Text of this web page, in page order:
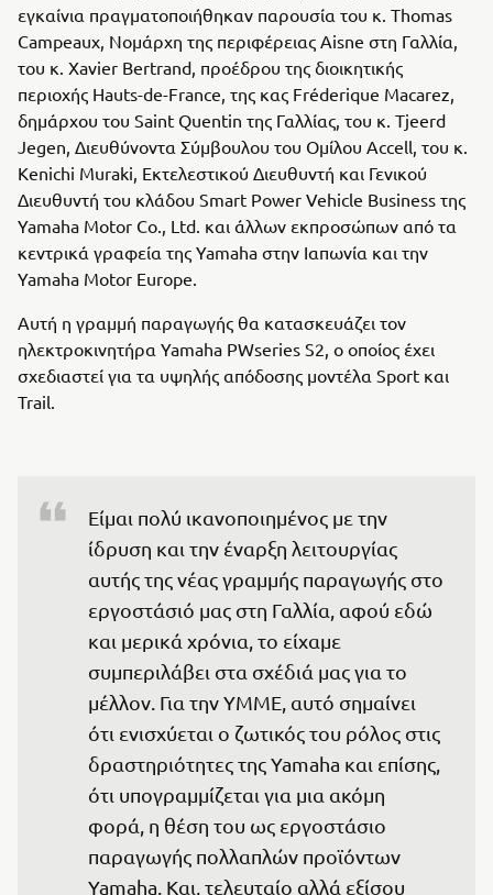
εγκαίνια πραγματοποιήθηκαν παρουσία του κ. Thomas
Campeaux, Νομάρχη της περιφέρειας Aisne στη Γαλλία,
του κ. Xavier Bertrand, προέδρου της διοικητικής
περιοχής Hauts-de-France, της κας Fréderique Macarez,
δημάρχου του Saint Quentin της Γαλλίας, του κ. Tjeerd
Jegen, Διευθύνοντα Σύμβουλου του Ομίλου Accell, του κ.
Kenichi Muraki, Εκτελεστικού Διευθυντή και Γενικού
Διευθυντή του κλάδου Smart Power Vehicle Business της
Yamaha Motor Co., Ltd. και άλλων εκπροσώπων από τα
κεντρικά γραφεία της Yamaha στην Ιαπωνία και την
Yamaha Motor Europe.
Αυτή η γραμμή παραγωγής θα κατασκευάζει τον
ηλεκτροκινητήρα Yamaha PWseries S2, ο οποίος έχει
σχεδιαστεί για τα υψηλής απόδοσης μοντέλα Sport και
Trail.
Είμαι πολύ ικανοποιημένος με την
ίδρυση και την έναρξη λειτουργίας
αυτής της νέας γραμμής παραγωγής στο
εργοστάσιό μας στη Γαλλία, αφού εδώ
και μερικά χρόνια, το είχαμε
συμπεριλάβει στα σχέδιά μας για το
μέλλον. Για την YMME, αυτό σημαίνει
ότι ενισχύεται ο ζωτικός του ρόλος στις
δραστηριότητες της Yamaha και επίσης,
ότι υπογραμμίζεται για μια ακόμη
φορά, η θέση του ως εργοστάσιο
παραγωγής πολλαπλών προϊόντων
Yamaha. Και, τελευταίο αλλά εξίσου